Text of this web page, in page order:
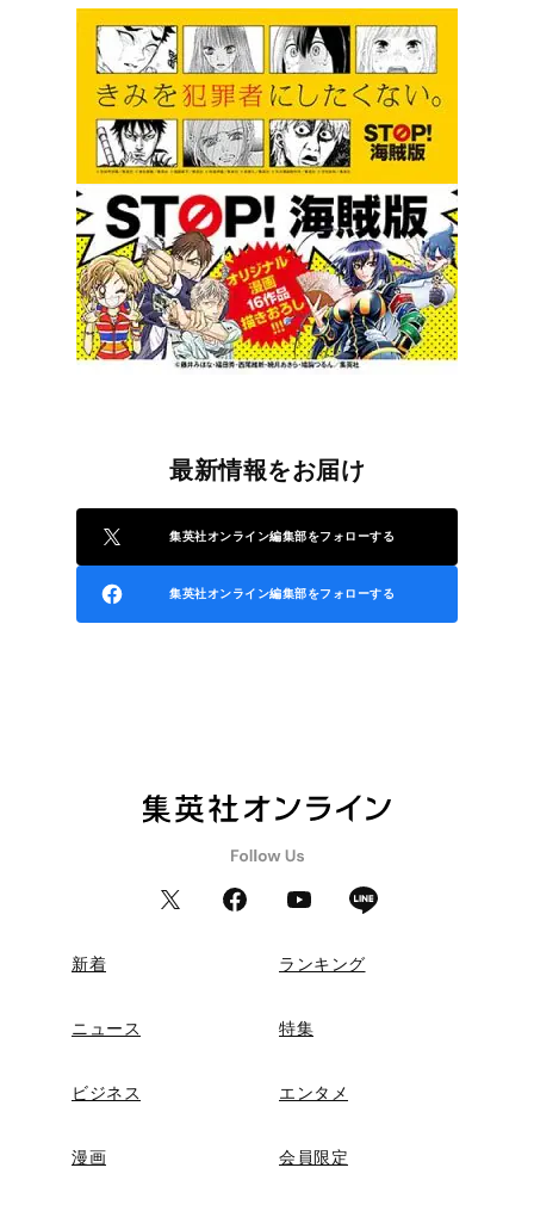
最新情報をお届け
集英社オンライン編集部をフォローする
集英社オンライン編集部をフォローする
新着 ランキング
ニュース 特集
ビジネス エンタメ
漫画 会員限定